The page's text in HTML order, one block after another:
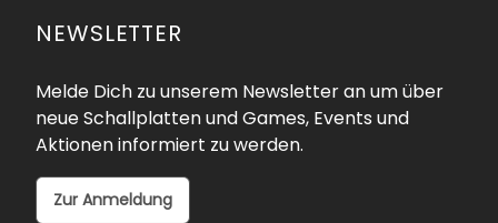
NEWSLETTER
Melde Dich zu unserem Newsletter an um über
neue Schallplatten und Games, Events und
Aktionen informiert zu werden.
Zur Anmeldung